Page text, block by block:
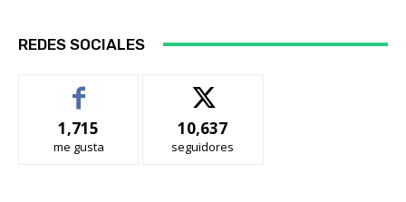
REDES SOCIALES
1,715
me gusta
10,637
seguidores